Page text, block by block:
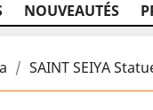
NOUVEAUTÉS
SAINT SEIYA